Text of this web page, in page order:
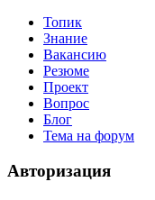
Топик
Знание
Вакансию
Резюме
Проект
Вопрос
Блог
Тема на форум
Авторизация